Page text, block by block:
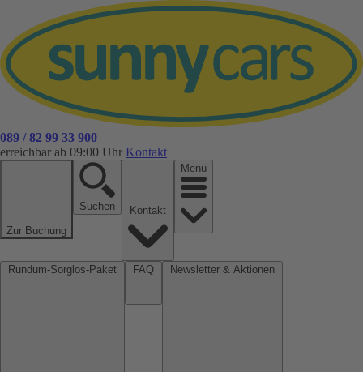
089 / 82 99 33 900
erreichbar ab 09:00 Uhr Kontakt
Zur Buchung
Suchen
Menü